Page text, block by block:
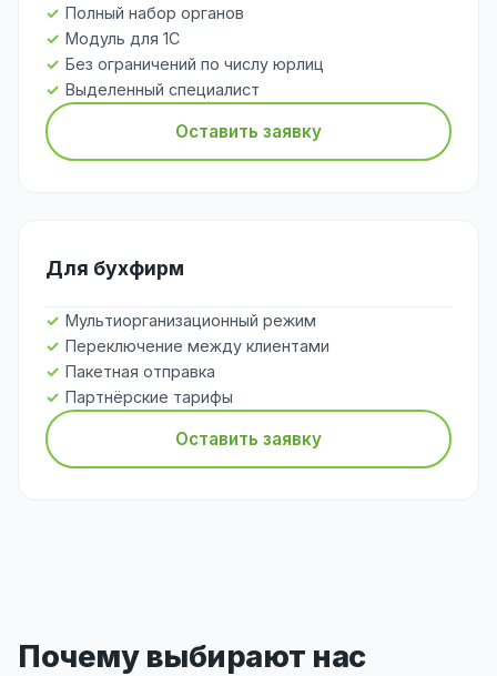
Полный набор органов
Модуль для 1С
Без ограничений по числу юрлиц
Выделенный специалист
Оставить заявку
Для бухфирм
Мультиорганизационный режим
Переключение между клиентами
Пакетная отправка
Партнёрские тарифы
Оставить заявку
Почему выбирают нас